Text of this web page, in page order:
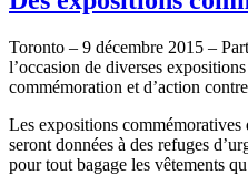
Toronto – 9 décembre 2015 –
l’occasion de diverses
commémoration et d’action
Les expositions commémoratives
seront données à des refuges
pour tout bagage les vêtements